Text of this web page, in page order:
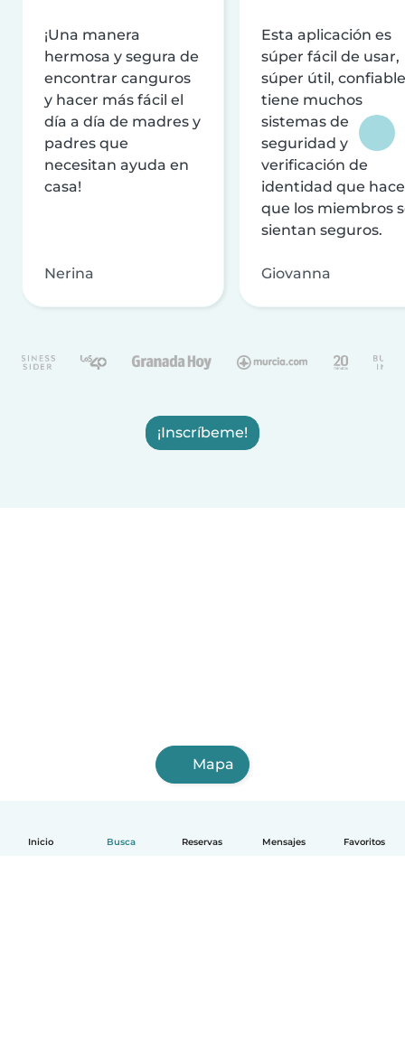
Inicio Busca Reservas Mensajes Favoritos
¡Una manera
hermosa y segura de
encontrar canguros
y hacer más fácil el
día a día de madres y
padres que
necesitan ayuda en
casa!
Nerina
Esta aplicación es
súper fácil de usar,
súper útil,
tiene muchos
sistemas de
seguridad y
verificación de
identidad que
que los miembros
sientan seguros.
Giovanna
¡Inscríbeme!
Mapa